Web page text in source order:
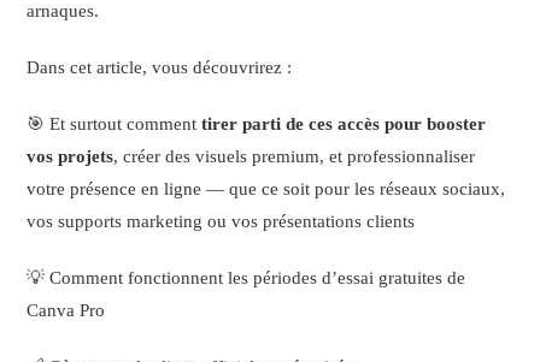
arnaques.
Dans cet article, vous découvrirez :
🎯 Et surtout commenttirer parti de ces accès pour booster
vos projets, créer des visuels premium, et professionnaliser
votre présence en ligne — que ce soit pour les réseaux sociaux,
vos supports marketing ou vos présentations clients
💡 Comment fonctionnent les périodes d’essai gratuites de
Canva Pro